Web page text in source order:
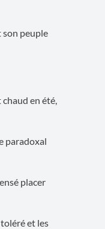
son peuple
en été,
paradoxal
placer
et les